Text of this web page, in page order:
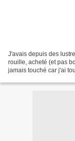
J'avais depuis des
rouille, acheté (et pas
jamais touché car j'ai